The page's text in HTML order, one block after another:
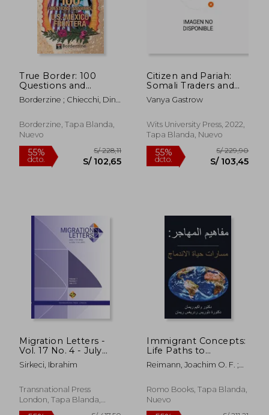
55%
dcto. S/ 286,03
55%
dcto.
True Border: 100
Questions and
Answers about the
U.S.-Mexico Frontera
Borderzine ; Chiecchi, Dino
Borderzine, Tapa Blanda,
Nuevo
Citizen and Pariah:
Somali Traders and
the Regulation of
Difference in South
Vanya Gastrow
Wits University Press, 2022,
Tapa Blanda, Nuevo
Migration Letters -
Vol. 17 No. 4 - July
2020 (en Inglés)
Sirkeci, Ibrahim
Transnational Press
London, Tapa Blanda,
Nuevo
Immigrant Concepts:
Life Paths to
Integration (en
Árabe)
Reimann, Joachim O. F. ;
Romo Books, Tapa Blanda,
Nuevo